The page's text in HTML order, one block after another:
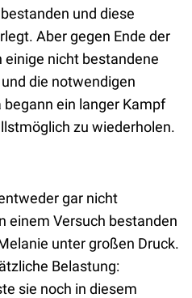
und diese
Aber gegen Ende der
nicht bestandene
die notwendigen
ein langer Kampf
zu wiederholen.
gar nicht
einem Versuch bestanden
unter großen Druck.
Belastung:
sie noch in diesem